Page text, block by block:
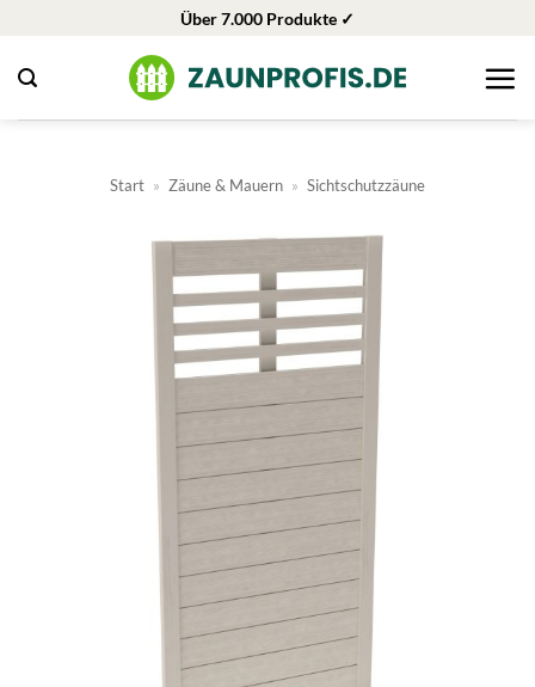
springen
Über 7.000 Produkte ✓
Start » Zäune & Mauern » Sichtschutzzäune